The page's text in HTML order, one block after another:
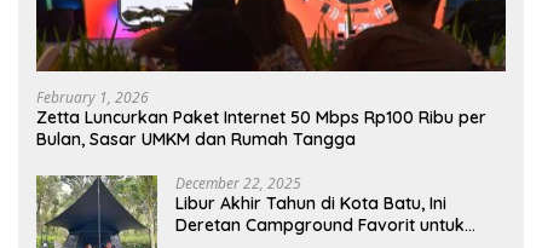
February 1, 2026
Zetta Luncurkan Paket Internet 50 Mbps Rp100 Ribu per
Bulan, Sasar UMKM dan Rumah Tangga
December 22, 2025
Libur Akhir Tahun di Kota Batu, Ini
Deretan Campground Favorit untuk